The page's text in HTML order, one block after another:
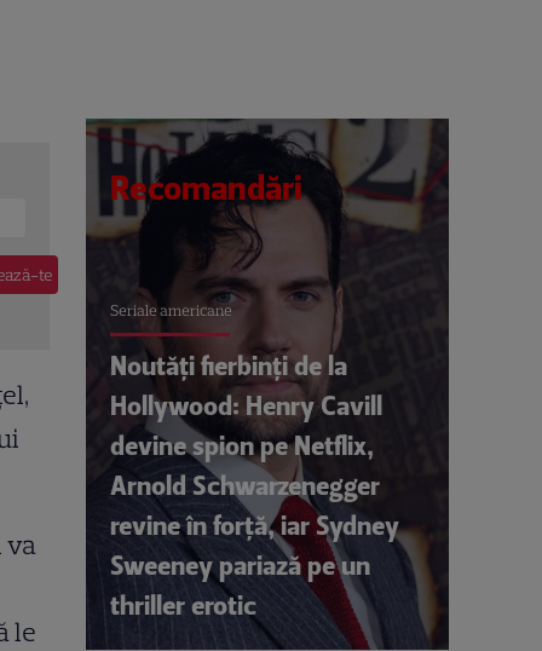
va
le
Recomandări
Seriale americane
Noutăți fierbinți de la
Hollywood: Henry Cavill
devine spion pe Netflix,
Arnold Schwarzenegger
revine în forță, iar Sydney
Sweeney pariază pe un
thriller erotic